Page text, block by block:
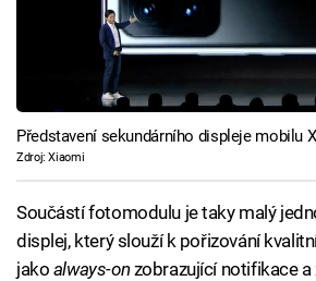
Představení sekundárního displeje mobilu
Zdroj: Xiaomi
Součástí fotomodulu je taky malý
displej, který slouží k pořizování
jako always-on zobrazující notifikace